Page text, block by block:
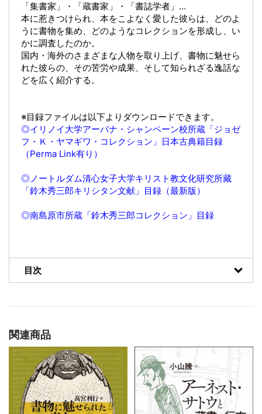
「集書家」・「蔵書家」・「書誌学者」…
本に惹きつけられ、本をこよなく愛した彼らは、どのよ
うに書物を集め、どのようなコレクションを形成し、い
かに調査したのか。
国内・海外のさまざまな人物を取り上げ、書物に魅せら
れた彼らの、その苦労や成果、そして知られざる逸話な
どを広く紹介する。
※目録ファイルは以下よりダウンロードできます。
◎イリノイ大学アーバナ・シャンペーン校所蔵「ジョゼ
フ・Ｋ・ヤマギワ・コレクション」日本古典籍目録
（Perma Link有り）
◎ノートルダム清心女子大学キリスト教文化研究所藏
「鈴木秀三郎キリシタン文献」目録（最新版）
◎南島原市所蔵「鈴木秀三郎コレクション」目録
目次
関連商品